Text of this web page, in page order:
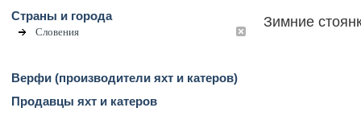
Страны и города
Словения
Верфи (производители яхт и катеров)
Продавцы яхт и катеров
Зимние